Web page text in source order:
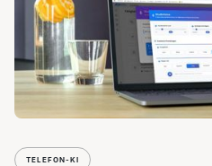
TELEFON-KI